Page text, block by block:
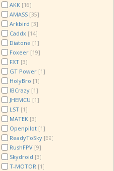
AKK [16]
AMASS [35]
Arkbird [3]
Caddx [14]
Diatone [1]
Foxeer [19]
FXT [3]
GT Power [1]
HolyBro [1]
IBCrazy [1]
JHEMCU [1]
LST [1]
MATEK [3]
Openpilot [1]
ReadyToSky [69]
RushFPV [9]
Skydroid [3]
T-MOTOR [1]